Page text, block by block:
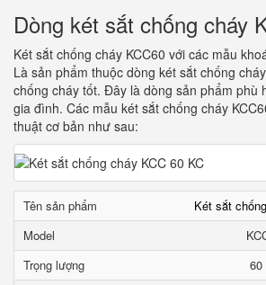
Dòng két sắt chống cháy
Két sắt chống cháy KCC60 với các mẫu
Là sản phẩm thuộc dòng két sắt chống
chống cháy tốt. Đây là dòng sản phẩm phù
gia đình. Các mẫu két sắt chống cháy
thuật cơ bản như sau:
Tên sản phẩm
Két sắt
Model
Trọng lượng
60